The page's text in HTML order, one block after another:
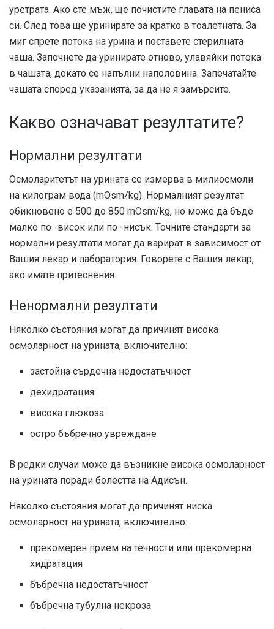
уретрата. Ако сте мъж, ще почистите главата на пениса
си. След това ще уринирате за кратко в тоалетната. За
миг спрете потока на урина и поставете стерилната
чаша. Започнете да уринирате отново, улавяйки потока
в чашата, докато се напълни наполовина. Запечатайте
чашата според указанията, за да не я замърсите.
Какво означават резултатите?
Нормални резултати
Осмоларитетът на урината се измерва в милиосмоли
на килограм вода (mOsm/kg). Нормалният резултат
обикновено е 500 до 850 mOsm/kg, но може да бъде
малко по -висок или по -нисък. Точните стандарти за
нормални резултати могат да варират в зависимост от
Вашия лекар и лаборатория. Говорете с Вашия лекар,
ако имате притеснения.
Ненормални резултати
Няколко състояния могат да причинят висока
осмоларност на урината, включително:
застойна сърдечна недостатъчност
дехидратация
висока глюкоза
остро бъбречно увреждане
В редки случаи може да възникне висока осмоларност
на урината поради болестта на Адисън.
Няколко състояния могат да причинят ниска
осмоларност на урината, включително:
прекомерен прием на течности или прекомерна
хидратация
бъбречна недостатъчност
бъбречна тубулна некроза